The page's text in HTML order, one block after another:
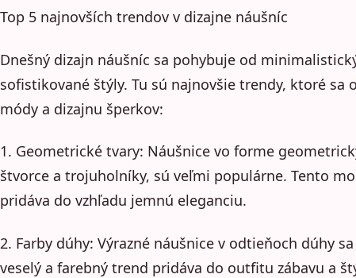
Top 5 najnovších trendov v dizajne náušníc
Dnešný dizajn náušníc sa pohybuje od
sofistikované štýly. Tu sú najnovšie trendy, ktoré sa
módy a dizajnu šperkov:
1. Geometrické tvary: Náušnice vo forme
štvorce a trojuholníky, sú veľmi populárne. Tento
pridáva do vzhľadu jemnú eleganciu.
2. Farby dúhy: Výrazné náušnice v odtieňoch dúhy
veselý a farebný trend pridáva do outfitu zábavu a